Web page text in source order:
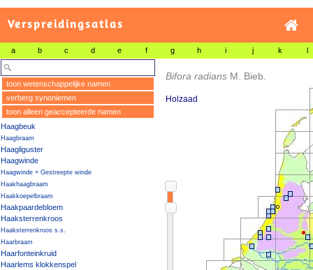
Verspreidingsatlas
a b c d e f g h i j k l
toon wetenschappelijke namen
verberg synoniemen
toon alleen geaccepteerde namen
Haagbeuk
Haagbraam
Haagliguster
Haagwinde
Haagwinde × Gestreepte winde
Haakhaagbraam
Haakkoepelbraam
Haakpaardebloem
Haaksterrenkroos
Haaksterrenkroos s.s.
Haarbraam
Haarfonteinkruid
Haarlems klokkenspel
Bifora radians M. Bieb.
Holzaad